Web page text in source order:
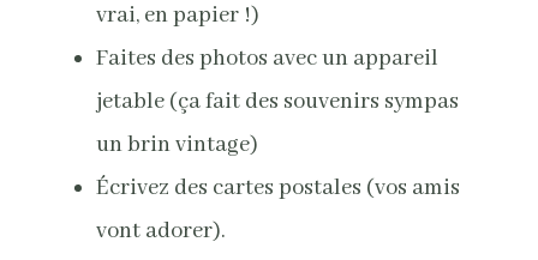
vrai, en papier !)
Faites des photos avec un appareil
jetable (ça fait des souvenirs sympas
un brin vintage)
Écrivez des cartes postales (vos amis
vont adorer).